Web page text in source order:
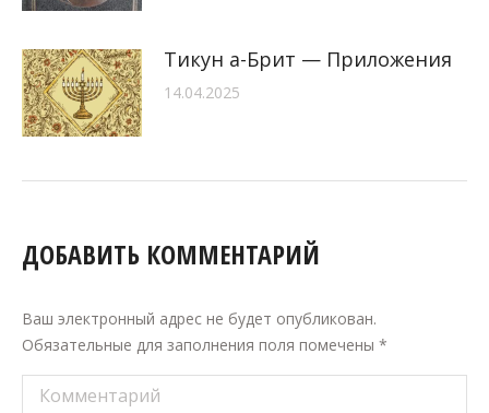
Тикун а-Брит — Приложения
14.04.2025
ДОБАВИТЬ КОММЕНТАРИЙ
Ваш электронный адрес не будет опубликован.
Обязательные для заполнения поля помечены *
Комментарий